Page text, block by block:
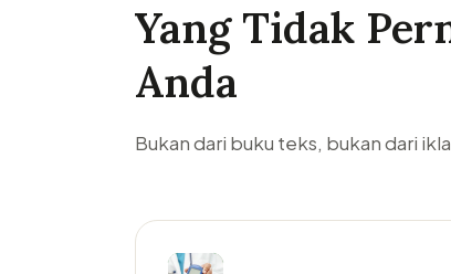
Yang Tidak
Anda
Bukan dari buku teks, bukan dari